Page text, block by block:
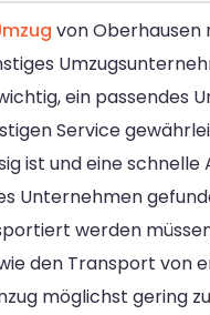
von Oberhausen
ein passendes
Service
ist und eine schnelle
Unternehmen
werden
den Transport von
möglichst gering